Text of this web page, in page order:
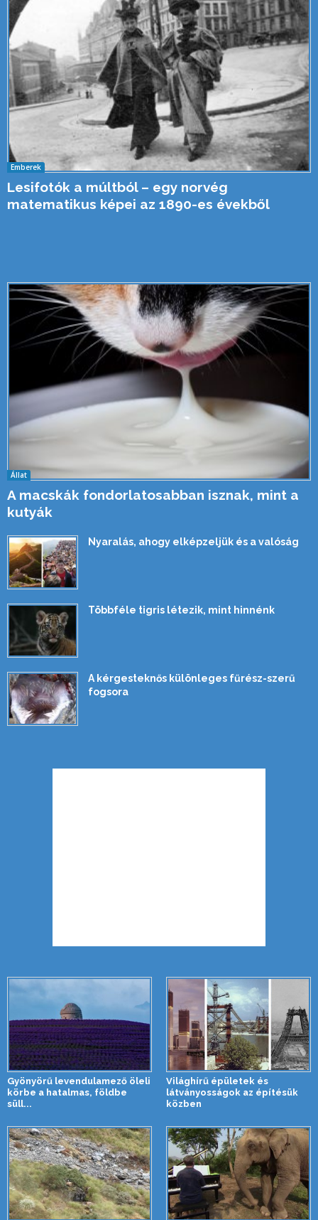
Emberek
Lesifotók a múltból – egy norvég
matematikus képei az 1890-es évekből
Állat
A macskák fondorlatosabban isznak, mint a
kutyák
Nyaralás, ahogy elképzeljük és a valóság
Többféle tigris létezik, mint hinnénk
A kérgesteknős különleges fűrész-szerű
fogsora
Gyönyörű levendulamező öleli
körbe a hatalmas, földbe
süll...
Világhírű épületek és
látványosságok az építésük
közben